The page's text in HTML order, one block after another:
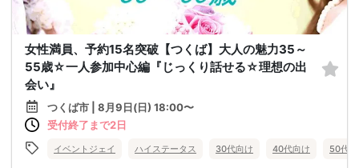
女性満員、予約15名突破【つくば】大人の魅力35～
55歳☆一人参加中心編『じっくり話せる☆理想の出
会い』
つくば市 | 8月9日(日) 18:00〜
受付終了まで2日
イベントジェイ ハイステータス 30代向け 40代向け 50代